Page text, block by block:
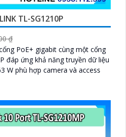
TL-SG1210P
₫
PoE+ gigabit cùng một cổng
đáp ứng khả năng truyền dữ liệu